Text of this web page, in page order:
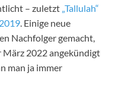
– zuletzt „Tallulah“
. Einige neue
Nachfolger gemacht,
März 2022 angekündigt
man ja immer